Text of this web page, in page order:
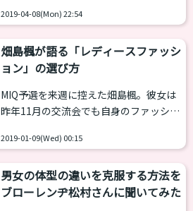
ようなサービスを形にします。 今後は主
要都市にてポップアップストアの出店も
方々が誇りを持って暮らせる社会の創造
のサポート事業及び一般の方々や企業に
対し LGBTに関する正しい知識と理解を
行い、すべての人の個性や人権が尊重さ
れる社会の実現に寄与することを目的と
したイベントです。 ちなみに4月4日に設
定されているのは3月3日と5月5日の間か
2019-04-08(Mon) 22:54
畑島楓が語る「レディースファッシ
ョン」の選び方
MIQ予選を来週に控えた畑島楓。彼女は
昨年11月の交流会でも自身のファッショ
ーの悩みの１つが洋服の選択肢が少ない
ない洋服が多く、そもそもの選択肢が狭
かったり、靴のサイズがどうしようもな
2019-01-09(Wed) 00:15
男女の体型の違いを克服する方法を
ブローレンヂ松村さんに聞いてみた